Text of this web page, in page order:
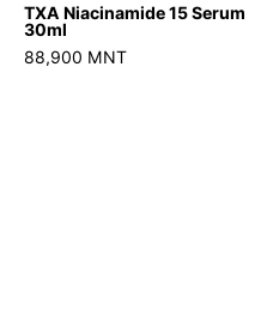
TXA Niacinamide 15 Serum
30ml
88,900 MNT